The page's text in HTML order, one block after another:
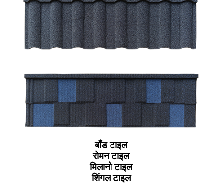
बाँड टाइल
रोमन टाइल
मिलानो टाइल
शिंगल टाइल